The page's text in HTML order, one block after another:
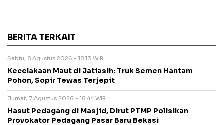
BERITA TERKAIT
Sabtu, 8 Agustus 2026 - 18:13 WIB
Kecelakaan Maut di Jatiasih: Truk Semen Hantam
Pohon, Sopir Tewas Terjepit
Jumat, 7 Agustus 2026 - 18:44 WIB
Hasut Pedagang di Masjid, Dirut PTMP Polisikan
Provokator Pedagang Pasar Baru Bekasi